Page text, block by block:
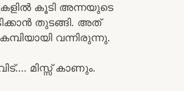
കൂടി അന്നയുടെ
തുടങ്ങി. അത്
വന്നിരുന്നു.
മിസ്സ്‌ കാണും.